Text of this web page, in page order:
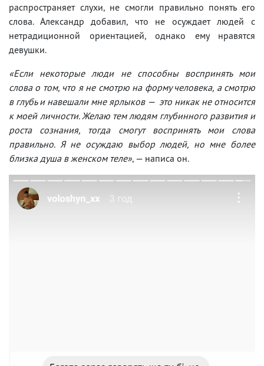
распространяет слухи, не смогли правильно понять его
слова. Александр добавил, что не осуждает людей с
нетрадиционной ориентацией, однако ему нравятся
девушки.
«Если некоторые люди не способны воспринять мои
слова о том, что я не смотрю на форму человека, а смотрю
в глубь и навешали мне ярлыков — это никак не относится
к моей личности. Желаю тем людям глубинного развития и
роста сознания, тогда смогут воспринять мои слова
правильно. Я не осуждаю выбор людей, но мне более
близка душа в женском теле», — написа он.